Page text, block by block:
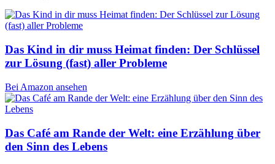
Das Kind in dir muss Heimat finden: Der Schlüssel
zur Lösung (fast) aller Probleme
Bei Amazon ansehen
Das Café am Rande der Welt: eine Erzählung über
den Sinn des Lebens